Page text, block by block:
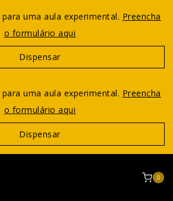
uma aula experimental. Preencha
o formulário aqui
Dispensar
uma aula experimental. Preencha
o formulário aqui
Dispensar
0